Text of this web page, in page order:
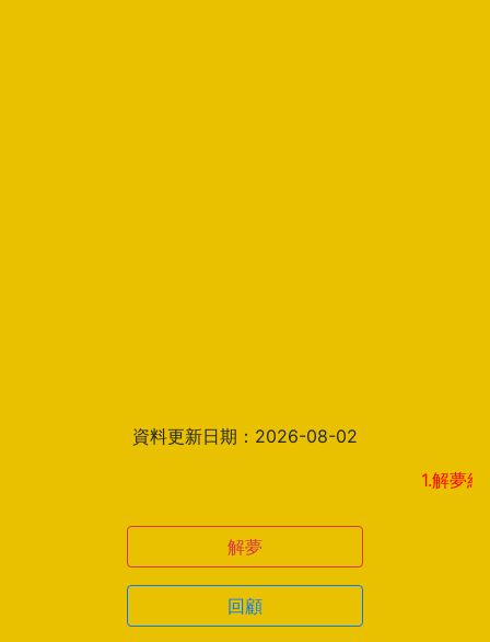
資料更新日期：2026-08-02
1.解夢結果頁新
解夢
回顧